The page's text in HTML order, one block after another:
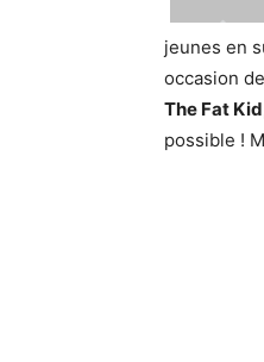
jeunes en
occasion
The Fat Kid
possible !